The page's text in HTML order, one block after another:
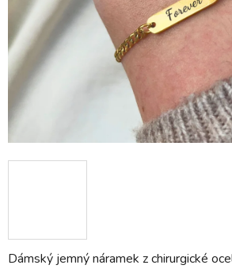
Dámský jemný náramek z chirurgické